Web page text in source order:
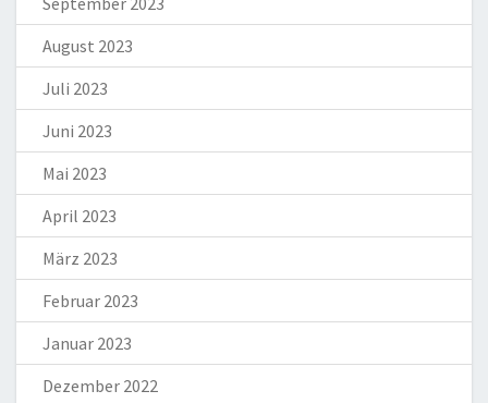
August 2023
Juli 2023
Juni 2023
Mai 2023
April 2023
März 2023
Februar 2023
Januar 2023
Dezember 2022